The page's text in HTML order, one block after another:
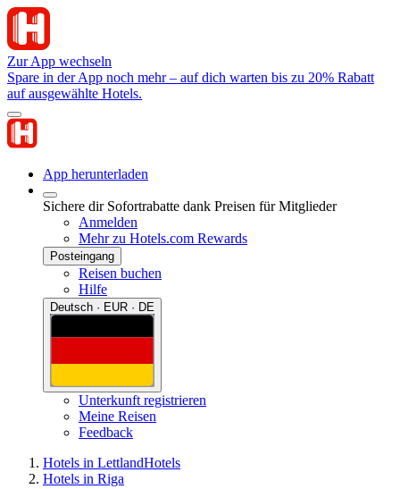
Zur App wechseln
Spare in der App noch mehr – auf dich warten bis zu 20% Rabatt
auf ausgewählte Hotels.
App herunterladen
Sichere dir Sofortrabatte dank Preisen für Mitglieder
Anmelden
Mehr zu Hotels.com Rewards
Posteingang
Reisen buchen
Hilfe
Deutsch · EUR · DE
Unterkunft registrieren
Meine Reisen
Feedback
Hotels in LettlandHotels
Hotels in Riga